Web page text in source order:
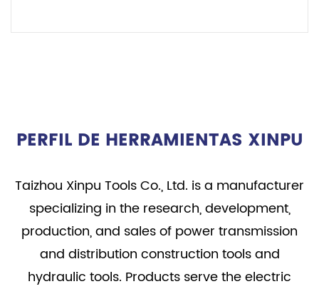
PERFIL DE HERRAMIENTAS XINPU
Taizhou Xinpu Tools Co., Ltd. is a manufacturer
specializing in the research, development,
production, and sales of power transmission
and distribution construction tools and
hydraulic tools. Products serve the electric